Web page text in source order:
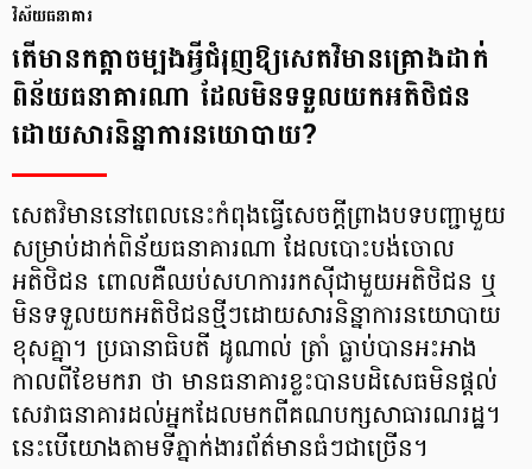
វិស័យធនាគារ
តើមានកត្តាចម្បងអ្វីជំរុញឱ្យសេតវិមានគ្រោងដាក់
ពិន័យធនាគារណា ដែលមិនទទួលយកអតិថិជន
ដោយសារនិន្នាការនយោបាយ?
សេតវិមាននៅពេលនេះកំពុងធ្វើសេចក្តីព្រាងបទបញ្ជាមួយ
សម្រាប់ដាក់ពិន័យធនាគារណា ដែលបោះបង់ចោល
អតិថិជន ពោលគឺឈប់សហការរកស៊ីជាមួយអតិថិជន ឬ
មិនទទួលយកអតិថិជនថ្មីៗដោយសារនិន្នាការនយោបាយ
ខុសគ្នា។ ប្រធានាធិបតី ដូណាល់ ត្រាំ ធ្លាប់បានអះអាង
កាលពីខែមករា ថា មានធនាគារខ្លះបានបដិសេធមិនផ្តល់
សេវាធនាគារដល់អ្នកដែលមកពីគណបក្សសាធារណរដ្ឋ។
នេះបើយោងតាមទីភ្នាក់ងារព័ត៌មានធំៗជាច្រើន។